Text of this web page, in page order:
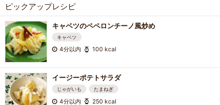
ピックアップレシピ
キャベツのペペロンチーノ風炒め
キャベツ
4分以内 100 kcal
イージーポテトサラダ
じゃがいも たまねぎ
4分以内 250 kcal